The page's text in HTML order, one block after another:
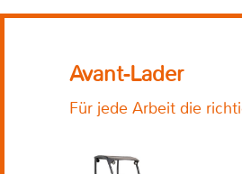
Avant-Lader
Für jede Arbeit die